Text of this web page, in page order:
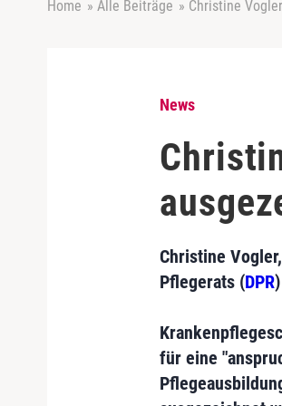
Home » Alle Beiträge » Christine
News
Christine
Pflegerats (DPR
für eine